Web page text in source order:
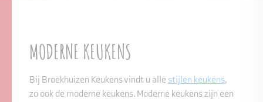
MODERNE KEUKENS
Bij Broekhuizen Keukens vindt u alle stijlen keukens,
zo ook de moderne keukens. Moderne keukens zijn een